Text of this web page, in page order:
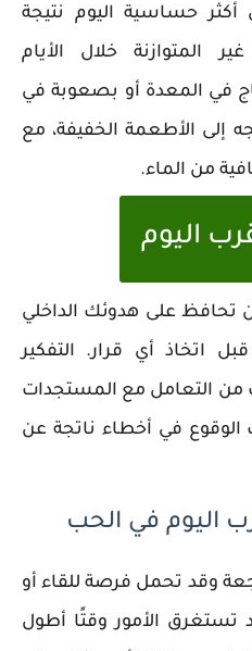
حساسية اليوم نتيجة
المتوازنة خلال الأيام
في المعدة أو بصعوبة في
إلى الأطعمة الخفيفة، مع
من الماء.
اليوم
تحافظ على هدوئك الداخلي
اتخاذ أي قرار. التفكير
من التعامل مع المستجدات
الوقوع في أخطاء ناتجة عن
اليوم في الحب
وقد تحمل فرصة للقاء أو
تستغرق الأمور وقتًا أطول